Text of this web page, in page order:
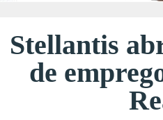
Stellantis
de